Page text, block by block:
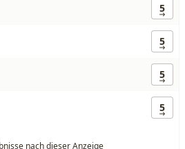
5
5
5
5